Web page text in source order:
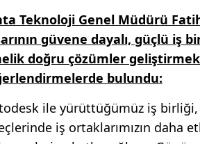
Teknoloji Genel Müdürü
güvene dayalı, güçlü iş
doğru çözümler
bulundu:
ile yürüttüğümüz iş
iş ortaklarımızın daha